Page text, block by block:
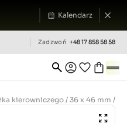
Kalendarz
Zadzwoń +48 17 858 58 58
kierowniczego / 36 x 46 mm /